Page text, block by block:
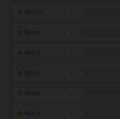
-
-
-
7点の人 -
-
-